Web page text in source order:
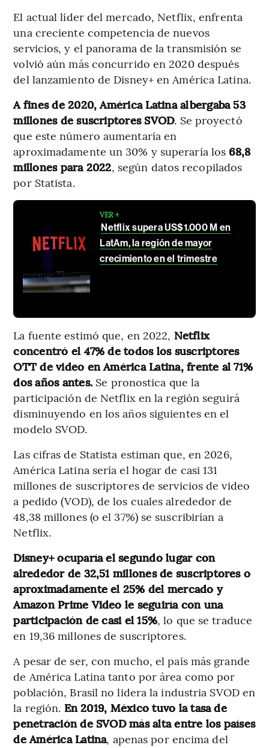
El actual líder del mercado, Netflix, enfrenta
una creciente competencia de nuevos
servicios, y el panorama de la transmisión se
volvió aún más concurrido en 2020 después
del lanzamiento de Disney+ en América Latina.
A fines de 2020, América Latina albergaba 53
millones de suscriptores SVOD. Se proyectó
que este número aumentaría en
aproximadamente un 30% y superaría los 68,8
millones para 2022, según datos recopilados
por Statista.
VER +
Netflix supera US$1.000 M en
LatAm, la región de mayor
crecimiento en el trimestre
La fuente estimó que, en 2022, Netflix
concentró el 47% de todos los suscriptores
OTT de video en América Latina, frente al 71%
dos años antes. Se pronostica que la
participación de Netflix en la región seguirá
disminuyendo en los años siguientes en el
modelo SVOD.
Las cifras de Statista estiman que, en 2026,
América Latina sería el hogar de casi 131
millones de suscriptores de servicios de video
a pedido (VOD), de los cuales alrededor de
48,38 millones (o el 37%) se suscribirían a
Netflix.
Disney+ ocuparía el segundo lugar con
alrededor de 32,51 millones de suscriptores o
aproximadamente el 25% del mercado y
Amazon Prime Video le seguiría con una
participación de casi el 15%, lo que se traduce
en 19,36 millones de suscriptores.
A pesar de ser, con mucho, el país más grande
de América Latina tanto por área como por
población, Brasil no lidera la industria SVOD en
la región. En 2019, México tuvo la tasa de
penetración de SVOD más alta entre los países
de América Latina, apenas por encima del